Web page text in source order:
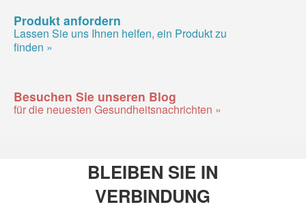
Produkt anfordern
Lassen Sie uns Ihnen helfen, ein Produkt zu
finden »
Besuchen Sie unseren Blog
für die neuesten Gesundheitsnachrichten »
BLEIBEN SIE IN
VERBINDUNG